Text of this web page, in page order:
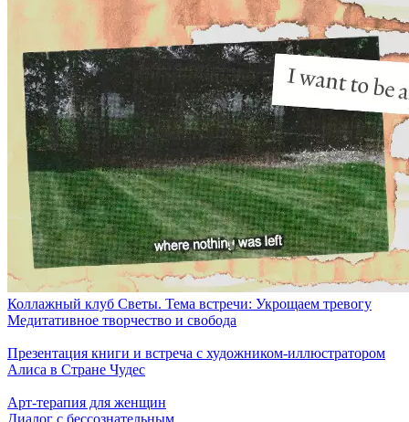
Коллажный клуб Светы. Тема встречи: Укрощаем тревогу
Медитативное творчество и свобода
Презентация книги и встреча с художником-иллюстратором
Алиса в Стране Чудес
Арт-терапия для женщин
Диалог с бессознательным